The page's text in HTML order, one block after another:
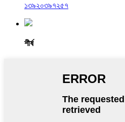
১৩৯২০৩৯৭২৫৭
শীর্ষ